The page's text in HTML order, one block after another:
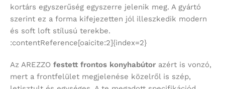
kortárs egyszerűség egyszerre jelenik meg. A gyártó
szerint ez a forma kifejezetten jól illeszkedik modern
és soft loft stílusú terekbe.
:contentReference[oaicite:2]{index=2}
Az AREZZO festett frontos konyhabútor azért is vonzó,
mert a frontfelület megjelenése közelről is szép,